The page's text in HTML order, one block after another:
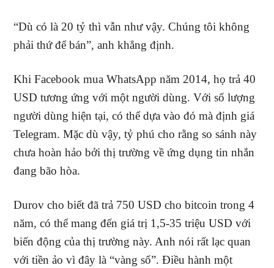
“Dù có là 20 tỷ thì vẫn như vậy. Chúng tôi không
phải thứ để bán”, anh khẳng định.
Khi Facebook mua WhatsApp năm 2014, họ trả 40
USD tương ứng với một người dùng. Với số lượng
người dùng hiện tại, có thể dựa vào đó mà định giá
Telegram. Mặc dù vậy, tỷ phú cho rằng so sánh này
chưa hoàn hảo bởi thị trường về ứng dụng tin nhắn
đang bão hòa.
Durov cho biết đã trả 750 USD cho bitcoin trong 4
năm, có thể mang đến giá trị 1,5-35 triệu USD với
biến động của thị trường này. Anh nói rất lạc quan
với tiền ảo vì đây là “vàng số”. Điều hành một